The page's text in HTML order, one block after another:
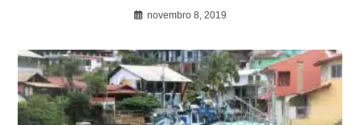
novembro 8, 2019